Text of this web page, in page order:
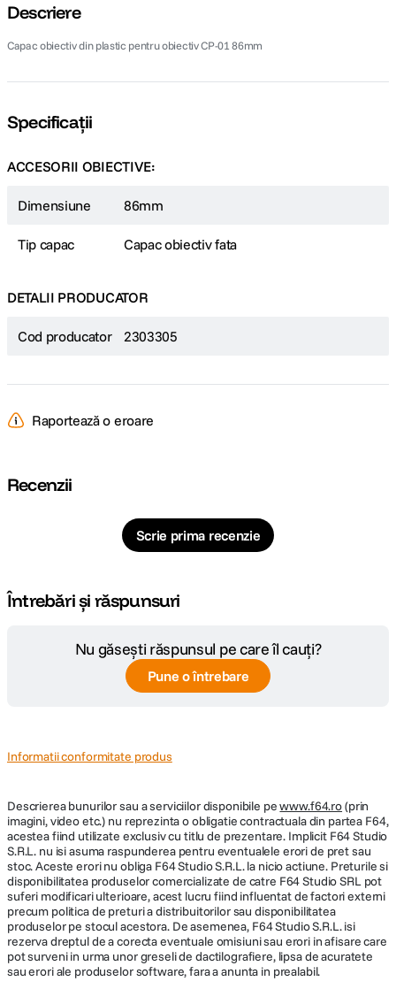
Descriere
Capac obiectiv din plastic pentru obiectiv CP-01 86mm
Specificații
ACCESORII OBIECTIVE:
Dimensiune 86mm
Tip capac Capac obiectiv fata
DETALII PRODUCATOR
Cod producator 2303305
Raportează o eroare
Recenzii
Scrie prima recenzie
Întrebări și răspunsuri
Nu găsești răspunsul pe care îl cauți?
Pune o întrebare
Informatii conformitate produs
Descrierea bunurilor sau a serviciilor disponibile pewww.f64.ro(prin
imagini, video etc.) nu reprezinta o obligatie contractuala din partea F64,
acestea fiind utilizate exclusiv cu titlu de prezentare. Implicit F64 Studio
S.R.L. nu isi asuma raspunderea pentru eventualele erori de pret sau
stoc. Aceste erori nu obliga F64 Studio S.R.L. la nicio actiune. Preturile si
disponibilitatea produselor comercializate de catre F64 Studio SRL pot
suferi modificari ulterioare, acest lucru fiind influentat de factori externi
precum politica de preturi a distribuitorilor sau disponibilitatea
produselor pe stocul acestora. De asemenea, F64 Studio S.R.L. isi
rezerva dreptul de a corecta eventuale omisiuni sau erori in afisare care
pot surveni in urma unor greseli de dactilografiere, lipsa de acuratete
sau erori ale produselor software, fara a anunta in prealabil.